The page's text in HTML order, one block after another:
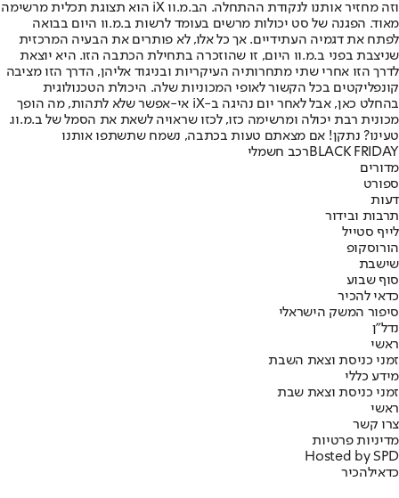
וזה מחזיר אותנו לנקודת ההתחלה. הב.מ.וו iX הוא תצוגת תכלית מרשימה
מאוד. הפגנה של סט יכולות מרשים בעומד לרשות ב.מ.וו היום בבואה
לפתח את דגמיה העתידיים. אך כל אלו, לא פותרים את הבעיה המרכזית
שניצבת בפני ב.מ.וו היום, זו שהוזכרה בתחילת הכתבה הזו. היא יוצאת
לדרך הזו אחרי שתי מתחרותיה העיקריות ובניגוד אליהן, הדרך הזו מציבה
קונפליקטים בכל הקשור לאופי המכוניות שלה. היכולת הטכנולוגית
בהחלט כאן, אבל לאחר יום נהיגה ב-iX אי-אפשר שלא לתהות, מה הופך
מכונית רבת יכולה ומרשימה כזו, לכזו שראויה לשאת את הסמל של ב.מ.וו.
טעינו? נתקן! אם מצאתם טעות בכתבה, נשמח שתשתפו אותנו
BLACK FRIDAYרכב חשמלי
מדורים
ספורט
דעות
תרבות ובידור
לייף סטייל
הורוסקופ
שישבת
סוף שבוע
כדאי להכיר
סיפור המשק הישראלי
נדל"ן
ראשי
זמני כניסת וצאת השבת
מידע כללי
זמני כניסת וצאת שבת
ראשי
צרו קשר
מדיניות פרטיות
Hosted by SPD
כדאילהכיר